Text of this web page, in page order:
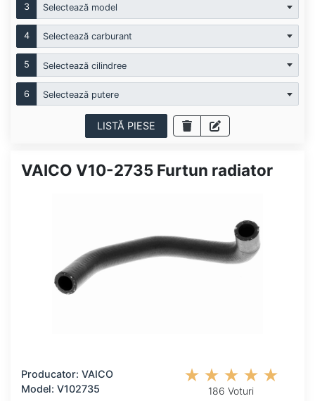
3 Selectează model
4 Selectează carburant
5 Selectează cilindree
6 Selectează putere
LISTĂ PIESE
VAICO V10-2735 Furtun radiator
Producator: VAICO
Model: V102735
186 Voturi